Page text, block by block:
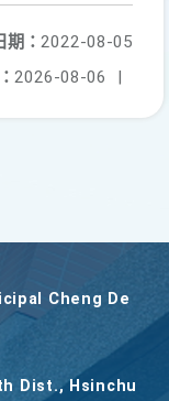
期： 2022-08-05
2026-08-06 |
Cheng De
Dist., Hsinchu